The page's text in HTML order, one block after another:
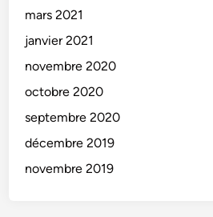
mars 2021
janvier 2021
novembre 2020
octobre 2020
septembre 2020
décembre 2019
novembre 2019